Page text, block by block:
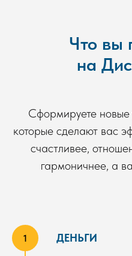
Что вы
на
Сформируете новые
которые сделают вас
счастливее,
гармоничнее, а
ДЕНЬГИ